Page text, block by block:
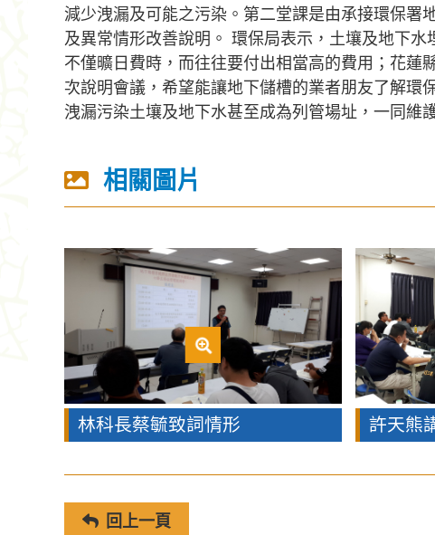
減少洩漏及可能之污染。第二堂課是由承接環保署
及異常情形改善說明。 環保局表示，土壤及地下
不僅曠日費時，而往往要付出相當高的費用；花蓮
次說明會議，希望能讓地下儲槽的業者朋友了解環
洩漏污染土壤及地下水甚至成為列管場址，一同維
相關圖片
林科長蔡毓致詞情形
回上一頁